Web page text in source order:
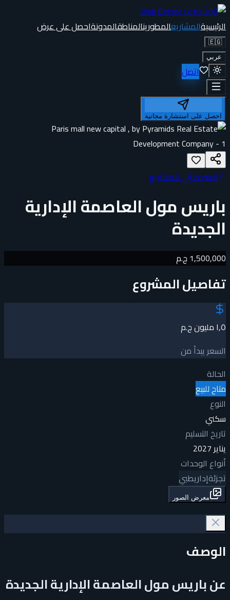
الرئيسيةالمشاريعالمطورينالمناطقالمدونةاحصل على عرض
🇪🇬
عربي
اتصل
احصل على استشارة مجانية
العودة إلى المشاريع
باريس مول العاصمة الإدارية
الجديدة
1,500,000 ج.م
تفاصيل المشروع
١٫٥ مليون ج.م
السعر يبدأ من
الحالة
متاح للبيع
النوع
سكني
تاريخ التسليم
يناير 2027
أنواع الوحدات
تجزئةإداريطبي
معرض الصور
الوصف
عن باريس مول العاصمة الإدارية الجديدة